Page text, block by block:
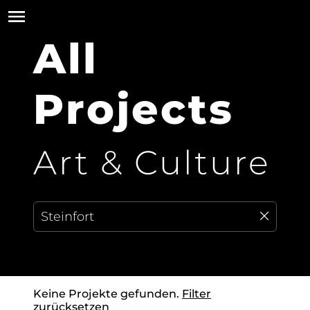
All
Projects
Art & Culture
Keine Projekte gefunden. Filter
zurücksetzen